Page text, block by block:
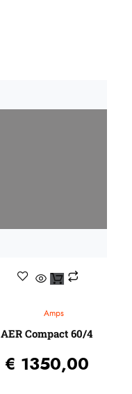
Amps
AER Compact 60/4
€ 1350,00